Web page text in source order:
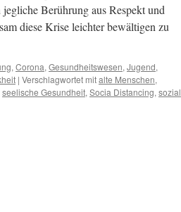
Berührung aus Respekt und
diese Krise leichter bewältigen zu
, Corona, Gesundheitswesen, Jugend,
| Verschlagwortet mitalte Menschen,
seelische Gesundheit, Socia Distancing, sozial